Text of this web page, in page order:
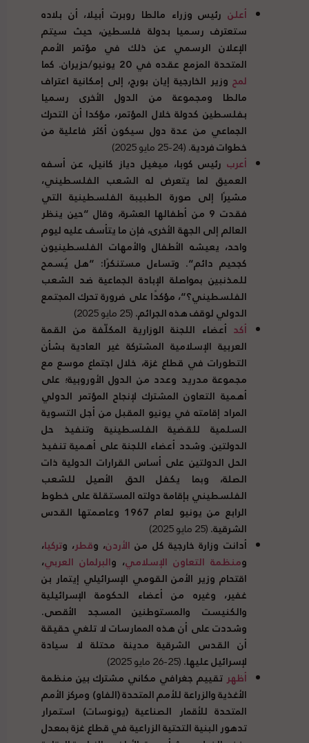
أعلن رئيس وزراء مالطا روبرت أبيلا، أن بلاده
ستعترف رسميا بدولة فلسطين، حيث سيتم
الإعلان الرسمي عن ذلك في مؤتمر الأمم
المتحدة المزمع عقده في 20 يونيو/حزيران. كما
لمح وزير الخارجية إيان بورج، إلى إمكانية اعتراف
مالطا ومجموعة من الدول الأخرى رسميا
بفلسطين كدولة خلال المؤتمر، مؤكدا أن التحرك
الجماعي من عدة دول سيكون أكثر فاعلية من
خطوات فردية.(24-25 مايو 2025)
أعرب رئيس كوبا، ميغيل دياز كانيل، عن أسفه
العميق لما يتعرض له الشعب الفلسطيني،
مشيرًا إلى صورة الطبيبة الفلسطينية التي
فقدت 9 من أطفالها العشرة، وقال “حين ينظر
العالم إلى الجهة الأخرى، فإن ما يتأسف عليه ليوم
واحد، يعيشه الأطفال والأمهات الفلسطينيون
كجحيم دائم“. وتساءل مستنكرًا: “هل يُسمح
للمذنبين بمواصلة الإبادة الجماعية ضد الشعب
الفلسطيني؟“، مؤكدًا على ضرورة تحرك المجتمع
الدولي لوقف هذه الجرائم.(25 مايو 2025)
أكد أعضاء اللجنة الوزارية المكلّفة من القمة
العربية الإسلامية المشتركة غير العادية بشأن
التطورات في قطاع غزة، خلال اجتماع موسع مع
مجموعة مدريد وعدد من الدول الأوروبية؛ على
أهمية التعاون المشترك لإنجاح المؤتمر الدولي
المراد إقامته في يونيو المقبل من أجل التسوية
السلمية للقضية الفلسطينية وتنفيذ حل
الدولتين. وشدد أعضاء اللجنة على أهمية تنفيذ
الحل الدولتين على أساس القرارات الدولية ذات
الصلة، وبما يكفل الحق الأصيل للشعب
الفلسطيني بإقامة دولته المستقلة على خطوط
الرابع من يونيو لعام 1967 وعاصمتها القدس
الشرقية.(25 مايو 2025)
أدانت وزارة خارجية كل من الأردن، وقطر، وتركيا،
ومنظمة التعاون الإسلامي، والبرلمان العربي،
اقتحام وزير الأمن القومي الإسرائيلي إيتمار بن
غفير، وغيره من أعضاء الحكومة الإسرائيلية
والكنيست والمستوطنين المسجد الأقصى.
وشددت على أن هذه الممارسات لا تلغي حقيقة
أن القدس الشرقية مدينة محتلة لا سيادة
لإسرائيل عليها.(25-26 مايو 2025)
أظهرتقييم جغرافي مكاني مشترك بين منظمة
الأغذية والزراعة للأمم المتحدة(الفاو) ومركز الأمم
المتحدة للأقمار الصناعية(يونوسات) استمرار
تدهور البنية التحتية الزراعية في قطاع غزة بمعدل